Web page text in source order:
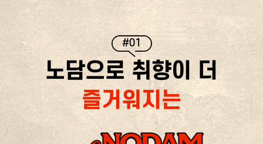
#01
노담으로 취향이 더
즐거워지는